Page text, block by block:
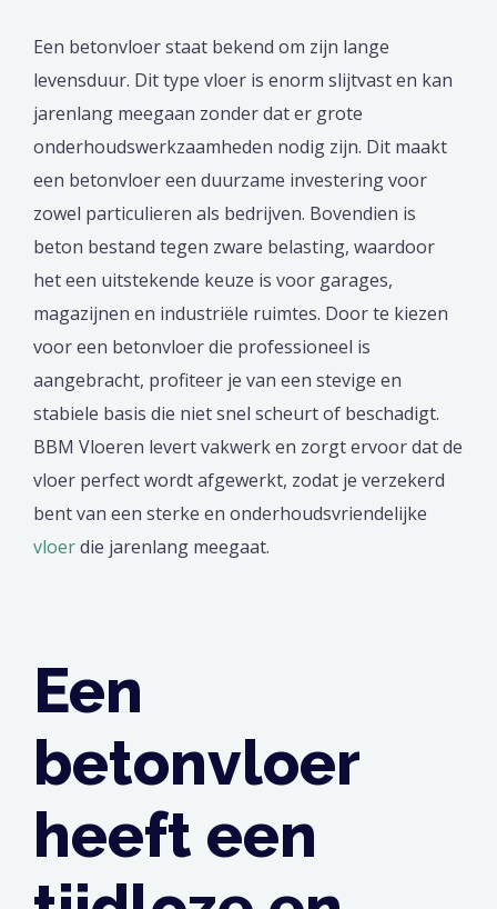
Een betonvloer staat bekend om zijn lange
levensduur. Dit type vloer is enorm slijtvast en kan
jarenlang meegaan zonder dat er grote
onderhoudswerkzaamheden nodig zijn. Dit maakt
een betonvloer een duurzame investering voor
zowel particulieren als bedrijven. Bovendien is
beton bestand tegen zware belasting, waardoor
het een uitstekende keuze is voor garages,
magazijnen en industriële ruimtes. Door te kiezen
voor een betonvloer die professioneel is
aangebracht, profiteer je van een stevige en
stabiele basis die niet snel scheurt of beschadigt.
BBM Vloeren levert vakwerk en zorgt ervoor dat de
vloer perfect wordt afgewerkt, zodat je verzekerd
bent van een sterke en onderhoudsvriendelijke
vloerdie jarenlang meegaat.
Een
betonvloer
heeft een